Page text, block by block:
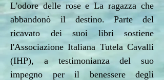
L'odore delle rose e La ragazza che
abbandonò il destino. Parte del
ricavato dei suoi libri sostiene
l'Associazione Italiana Tutela Cavalli
(IHP), a testimonianza del suo
impegno per il benessere degli